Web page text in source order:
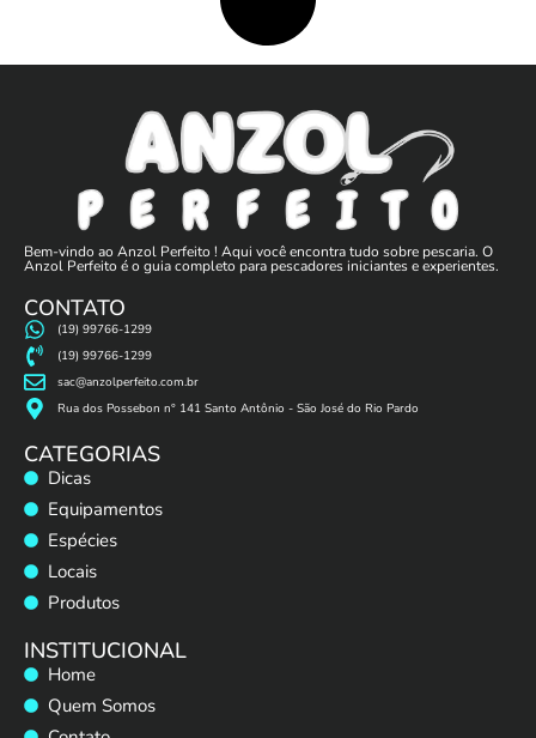
Bem-vindo ao Anzol Perfeito ! Aqui você encontra tudo sobre pescaria. O
Anzol Perfeito é o guia completo para pescadores iniciantes e experientes.
CONTATO
(19) 99766-1299
(19) 99766-1299
sac@anzolperfeito.com.br
Rua dos Possebon n° 141 Santo Antônio - São José do Rio Pardo
CATEGORIAS
Dicas
Equipamentos
Espécies
Locais
Produtos
INSTITUCIONAL
Home
Quem Somos